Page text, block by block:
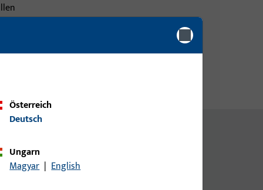
und
Österreich
Deutsch
Ungarn
Magyar | English